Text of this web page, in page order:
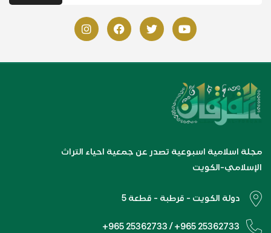
مجلة اسلامية اسبوعية تصدر عن جمعية احياء التراث
الإسلامي-الكويت
دولة الكويت - قرطبة - قطعة 5
+965 25362733 / +965 25362733